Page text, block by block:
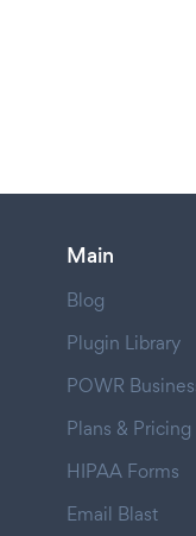
Main
Blog
Plugin Library
POWR
Plans & Pricing
HIPAA Forms
Email Blast